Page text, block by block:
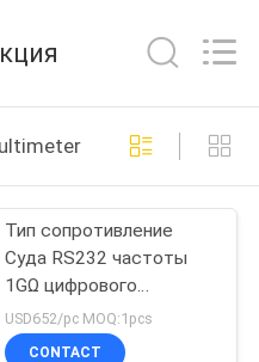
онлайн
Тип сопротивление
Суда RS232 частоты
1GΩ цифрового
вольтамперомметра
300KHz
USD652/pc MOQ:1pcs
CONTACT